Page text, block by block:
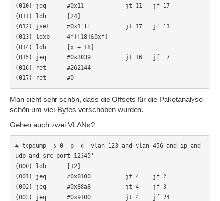
(010) jeq      #0x11            jt 11   jf 17
(011) ldh      [24]
(012) jset     #0x1fff          jt 17   jf 13
(013) ldxb     4*([18]&0xf)
(014) ldh      [x + 18]
(015) jeq      #0x3039          jt 16   jf 17
(016) ret      #262144
(017) ret      #0
Man sieht sehr schön, dass die Offsets für die Paketanalyse
schön um vier Bytes verschoben wurden.
Gehen auch zwei VLANs?
# tcpdump -s 0 -p -d 'vlan 123 and vlan 456 and ip and
udp and src port 12345'
(000) ldh      [12]
(001) jeq      #0x8100          jt 4    jf 2
(002) jeq      #0x88a8          jt 4    jf 3
(003) jeq      #0x9100          jt 4    jf 24